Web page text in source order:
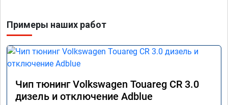
Примеры наших работ
Чип тюнинг Volkswagen Touareg CR 3.0
дизель и отключение Adblue